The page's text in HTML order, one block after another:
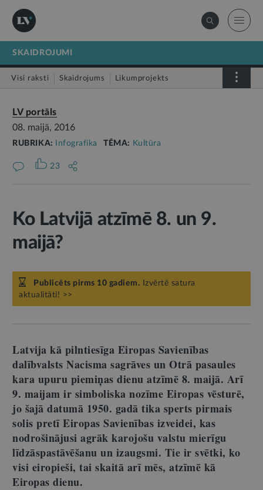
SKAIDROJUMI
Visi raksti Skaidrojums Likumprojekts
LV portāls
08. maijā, 2016
RUBRIKA: Infografika TĒMA: Kultūra
23
Ko Latvijā atzīmē 8. un 9.
maijā?
Publicēts pirms 10 gadiem. Izvērtē satura
aktualitāti! >>
Latvija kā pilntiesīga Eiropas Savienības
dalībvalsts Nacisma sagrāves un Otrā pasaules
kara upuru piemiņas dienu atzīmē 8. maijā. Arī
9. maijam ir simboliska nozīme Eiropas vēsturē,
jo šajā datumā 1950. gadā tika sperts pirmais
solis pretī Eiropas Savienības izveidei, kas
nodrošinājusi agrāk karojošu valstu mierīgu
līdzāspastāvēšanu un izaugsmi. Tie ir svētki, ko
visi eiropieši, tai skaitā arī mēs, atzīmē kā
Eiropas dienu.